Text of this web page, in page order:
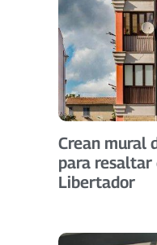
Crean mural
para
Libertador